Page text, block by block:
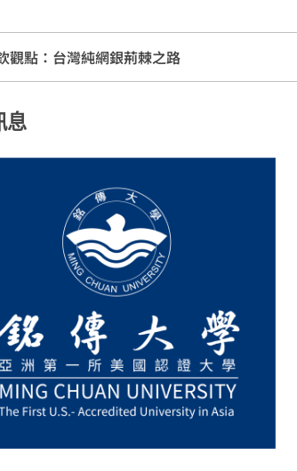
觀點：台灣純網銀荊棘之路
息